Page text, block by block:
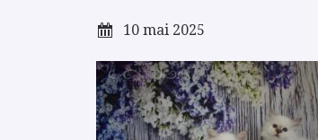
10 mai 2025